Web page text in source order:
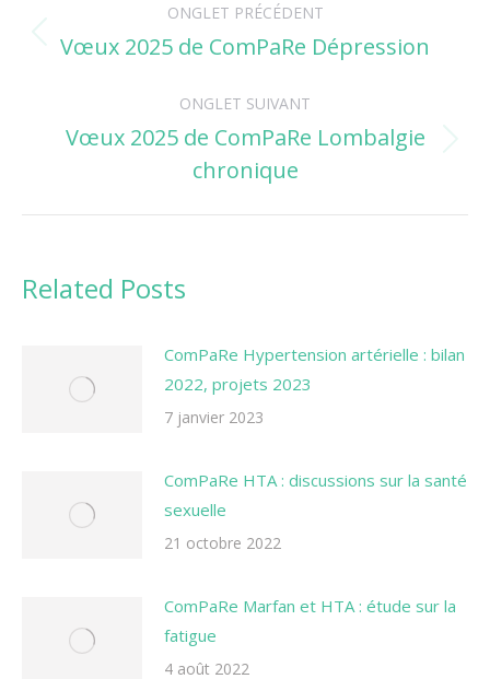
de
commentaire
ONGLET PRÉCÉDENT
Onglet
Vœux 2025 de ComPaRe Dépression
ONGLET SUIVANT
Onglet
suivant
Vœux 2025 de ComPaRe Lombalgie
chronique
Related Posts
ComPaRe Hypertension artérielle : bilan
2022, projets 2023
7 janvier 2023
ComPaRe HTA : discussions sur la santé
sexuelle
21 octobre 2022
ComPaRe Marfan et HTA : étude sur la
fatigue
4 août 2022